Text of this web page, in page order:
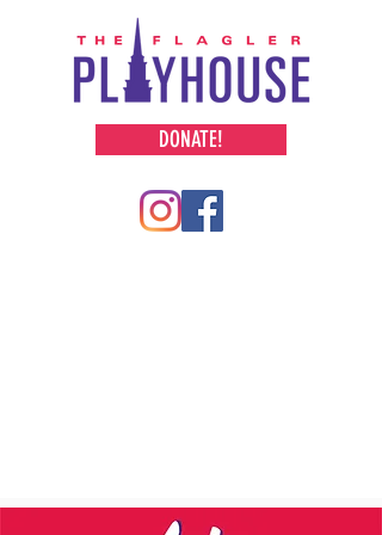
DONATE!